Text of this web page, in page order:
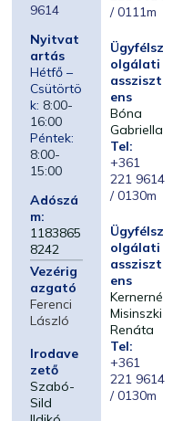
9614
Nyitvat
artás
Hétfő –
Csütörtö
k: 8:00-
16:00
Péntek:
8:00-
15:00
Adószá
m:
1183865
8242
Vezérig
azgató
Ferenci
László
Irodave
zető
Szabó-
Sild
/ 0111m
Ügyfélsz
olgálati
assziszt
ens
Bóna
Gabriella
Tel:
+361
221 9614
/ 0130m
Ügyfélsz
olgálati
assziszt
ens
Kernerné
Misinszki
Renáta
Tel:
+361
221 9614
/ 0130m